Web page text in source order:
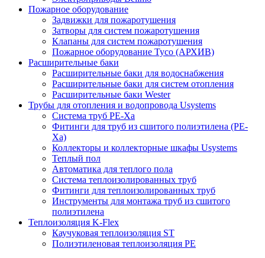
Пожарное оборудование
Задвижки для пожаротушения
Затворы для систем пожаротушения
Клапаны для систем пожаротушения
Пожарное оборудование Tyco (АРХИВ)
Расширительные баки
Расширительные баки для водоснабжения
Расширительные баки для систем отопления
Расширительные баки Wester
Трубы для отопления и водопровода Usystems
Система труб PE-Xa
Фитинги для труб из сшитого полиэтилена (PE-
Xa)
Коллекторы и коллекторные шкафы Usystems
Теплый пол
Автоматика для теплого пола
Система теплоизолированных труб
Фитинги для теплоизолированных труб
Инструменты для монтажа труб из сшитого
полиэтилена
Теплоизоляция K-Flex
Каучуковая теплоизоляция ST
Полиэтиленовая теплоизоляция PE